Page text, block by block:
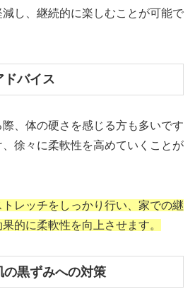
し、継続的に楽しむことが可能で
ドバイス
、体の硬さを感じる方も多いです
徐々に柔軟性を高めていくことが
レッチをしっかり行い、家での継
的に柔軟性を向上させます。
黒ずみへの対策